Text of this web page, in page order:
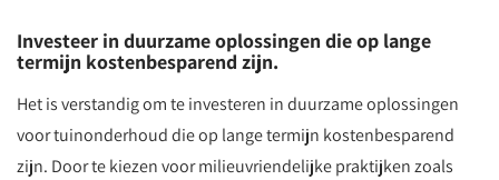
Investeer in duurzame oplossingen die op lange
termijn kostenbesparend zijn.
Het is verstandig om te investeren in duurzame oplossingen
voor tuinonderhoud die op lange termijn kostenbesparend
zijn. Door te kiezen voor milieuvriendelijke praktijken zoals